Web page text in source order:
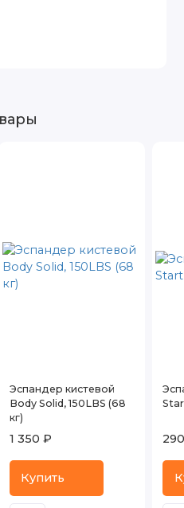
Эспандер кистевой
Body Solid, 150LBS (68
кг)
1 350 ₽
Купить